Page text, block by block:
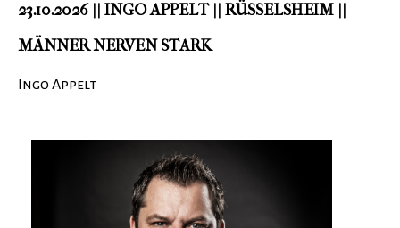
23.10.2026 || INGO APPELT || RÜSSELSHEIM ||
MÄNNER NERVEN STARK
Ingo Appelt